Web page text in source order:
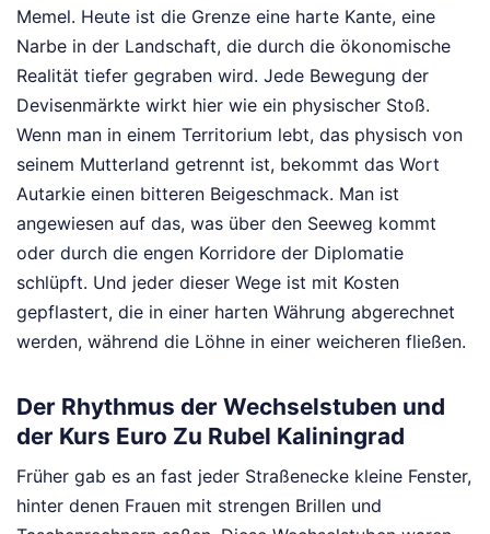
Memel. Heute ist die Grenze eine harte Kante, eine
Narbe in der Landschaft, die durch die ökonomische
Realität tiefer gegraben wird. Jede Bewegung der
Devisenmärkte wirkt hier wie ein physischer Stoß.
Wenn man in einem Territorium lebt, das physisch von
seinem Mutterland getrennt ist, bekommt das Wort
Autarkie einen bitteren Beigeschmack. Man ist
angewiesen auf das, was über den Seeweg kommt
oder durch die engen Korridore der Diplomatie
schlüpft. Und jeder dieser Wege ist mit Kosten
gepflastert, die in einer harten Währung abgerechnet
werden, während die Löhne in einer weicheren fließen.
Der Rhythmus der Wechselstuben und
der Kurs Euro Zu Rubel Kaliningrad
Früher gab es an fast jeder Straßenecke kleine Fenster,
hinter denen Frauen mit strengen Brillen und